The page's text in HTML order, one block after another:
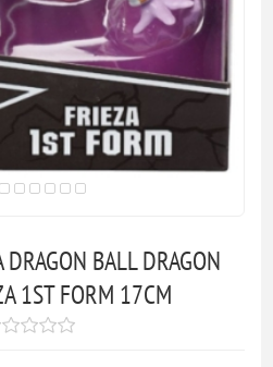
BALL DRAGON
1ST FORM 17CM